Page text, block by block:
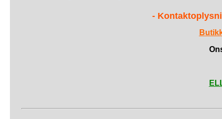
-